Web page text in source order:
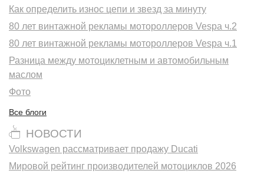
Как определить износ цепи и звезд за минуту
80 лет винтажной рекламы мотороллеров Vespa ч.2
80 лет винтажной рекламы мотороллеров Vespa ч.1
Разница между мотоциклетным и автомобильным
маслом
Фото
Все блоги
НОВОСТИ
Volkswagen рассматривает продажу Ducati
Мировой рейтинг производителей мотоциклов 2026